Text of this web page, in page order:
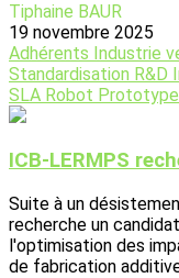
Tiphaine BAUR
19 novembre 2025
Adhérents Industrie
Standardisation R&D
SLA Robot
ICB-LERMPS
Suite à un
recherche un
l'optimisation des
de fabrication